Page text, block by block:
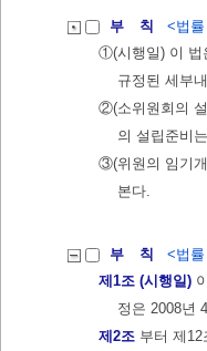
부 칙
<법
①(시행일) 이 법
규정된 세부
②(소위원회의
의 설립준비
③(위원의 임기
본다.
부 칙
<법
제1조 (시행일)
정은 2008년
제2조 부터 제